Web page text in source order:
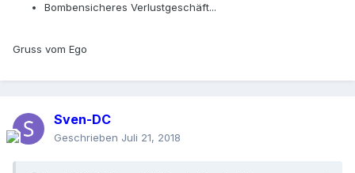
Bombensicheres Verlustgeschäft...
Gruss vom Ego
Sven-DC
Geschrieben Juli 21, 2018